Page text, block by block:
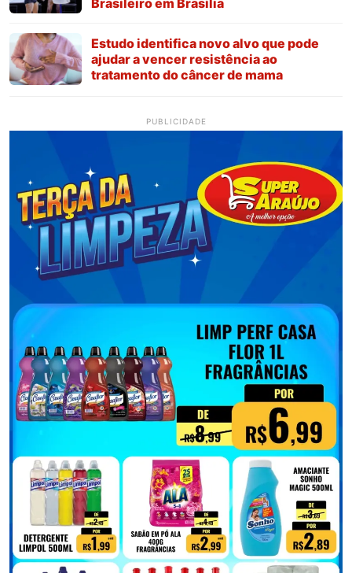
Estudo identifica novo alvo que pode
ajudar a vencer resistência ao
tratamento do câncer de mama
PUBLICIDADE